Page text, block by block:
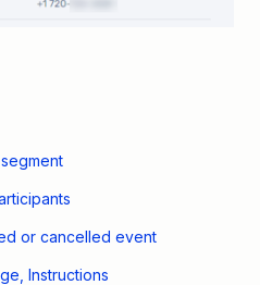
or cancelled event
Instructions